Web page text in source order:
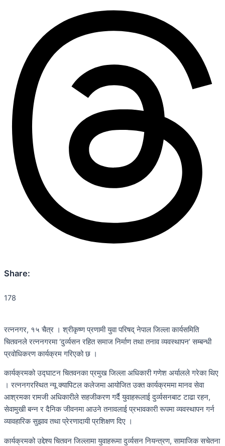
Share:
178
रत्ननगर, १५ चैत्र । श्रीकृष्ण प्रणामी युवा परिषद् नेपाल जिल्ला कार्यसमिति
चितवनले रत्ननगरमा ‘दुर्व्यसन रहित समाज निर्माण तथा तनाव व्यवस्थापन’ सम्बन्धी
प्रवोधिकरण कार्यक्रम गरिएको छ ।
कार्यक्रमको उद्घाटन चितवनका प्रमुख जिल्ला अधिकारी गणेश अर्यालले गरेका थिए
। रत्ननगरस्थित न्यू क्यापिटल कलेजमा आयोजित उक्त कार्यक्रममा मानव सेवा
आश्रमका रामजी अधिकारीले सहजीकरण गर्दै युवाहरूलाई दुर्व्यसनबाट टाढा रहन,
सेवामुखी बन्न र दैनिक जीवनमा आउने तनावलाई प्रभावकारी रूपमा व्यवस्थापन गर्न
व्यावहारिक सुझाव तथा प्रेरणादायी प्रशिक्षण दिए ।
कार्यक्रमको उद्देश्य चितवन जिल्लामा युवाहरूमा दुर्व्यसन नियन्त्रण, सामाजिक सचेतना